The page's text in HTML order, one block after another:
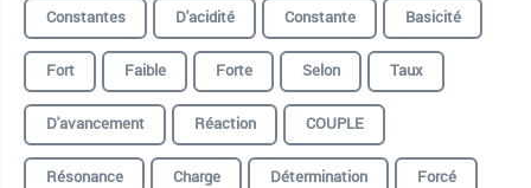
Constantes
D'acidité Constante
Basicité
Fort
Faible Forte Selon
Taux
D'avancement
Réaction
COUPLE
Résonance
Charge Détermination
Forcé